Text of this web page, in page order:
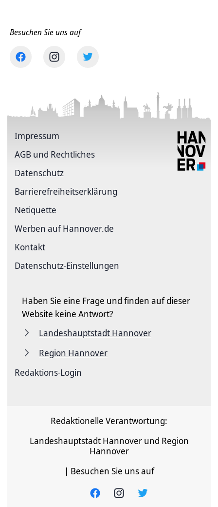
Besuchen Sie uns auf
Impressum
AGB und Rechtliches
Datenschutz
Barriere­freiheits­erklärung
Netiquette
Werben auf Hannover.de
Kontakt
Datenschutz-Einstellungen
Haben Sie eine Frage und finden auf dieser
Website keine Antwort?
Landeshauptstadt Hannover
Region Hannover
Redaktions-Login
Redaktionelle Verantwortung:
Landeshauptstadt Hannover und Region
Hannover
| Besuchen Sie uns auf